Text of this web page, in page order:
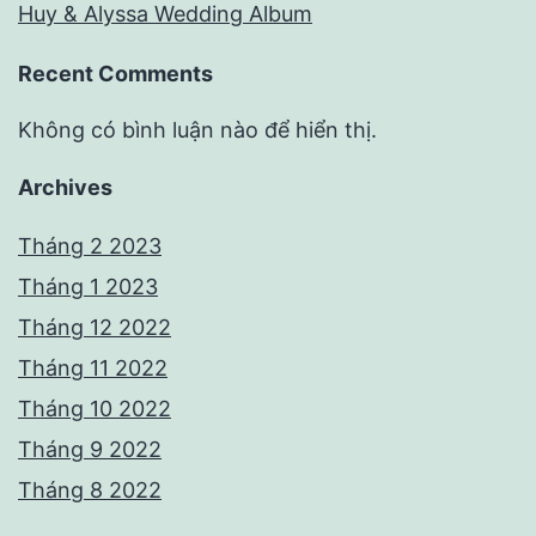
Huy & Alyssa Wedding Album
Recent Comments
Không có bình luận nào để hiển thị.
Archives
Tháng 2 2023
Tháng 1 2023
Tháng 12 2022
Tháng 11 2022
Tháng 10 2022
Tháng 9 2022
Tháng 8 2022